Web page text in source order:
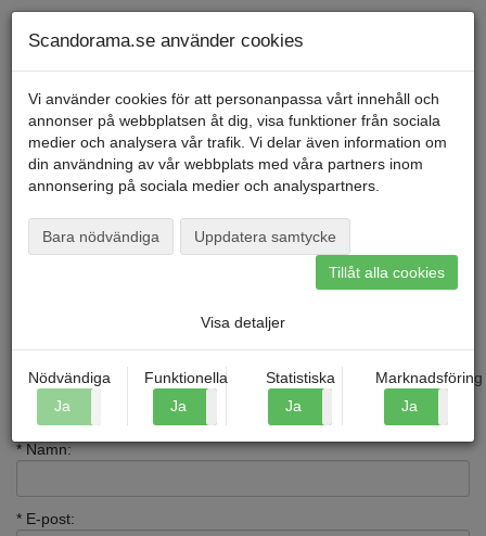
Menu
Startsida » Nyhetsbrev
Nyhetsbrev
Här kan du prenumerera på vårt nyhetsbrev. Vi skickar
Du kan alltid avsluta din prenumeration på vårat nyhetsbrev. Skriv
endast in ditt namn och mejladress och välj "Avsluta".
Fält markerade med * är obligatoriska.
Prenumerera eller avsluta din prenumeration
* Namn:
* E-post:
Scandorama.se använder cookies
Vi använder cookies för att personanpassa vårt innehåll och
annonser på webbplatsen åt dig, visa funktioner från sociala
medier och analysera vår trafik. Vi delar även information om
din användning av vår webbplats med våra partners inom
annonsering på sociala medier och analyspartners.
Bara nödvändiga Uppdatera samtycke
Tillåt alla cookies
Visa detaljer
Nödvändiga
Ja
Funktionella
Ja
Statistiska
Ja
Marknadsföring
Ja